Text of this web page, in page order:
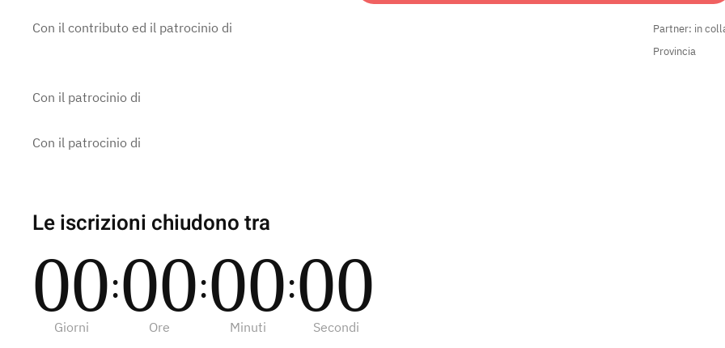
Con il contributo ed il patrocinio di
Con il patrocinio di
Con il patrocinio di
Le iscrizioni chiudono tra
00
Giorni
:00
Ore
:00
Minuti
:00
Secondi
Partner: in
Provincia